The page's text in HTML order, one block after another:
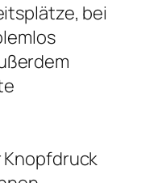
bei
Knopfdruck